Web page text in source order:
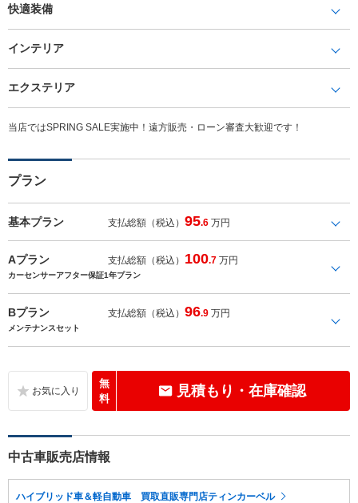
快適装備
インテリア
エクステリア
当店ではSPRING SALE実施中！遠方販売・ローン審査大歓迎です！
プラン
基本プラン 支払総額（税込）95.6 万円
Aプラン 支払総額（税込） 100.7 万円
カーセンサーアフター保証1年プラン
Bプラン 支払総額（税込）96.9 万円
メンテナンスセット
無
料
見積もり・在庫確認
中古車販売店情報
ハイブリッド車＆軽自動車 買取直販専門店ティンカーベル